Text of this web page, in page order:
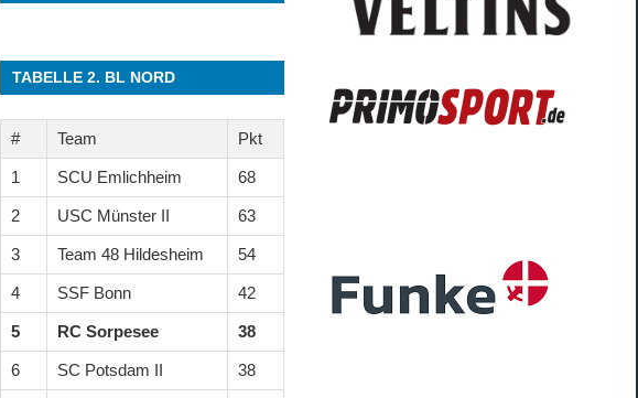
TABELLE 2. BL NORD
# Team Pkt
1 SCU Emlichheim 68
2 USC Münster II 63
3 Team 48 Hildesheim 54
4 SSF Bonn 42
5 RC Sorpesee 38
6 SC Potsdam II 38